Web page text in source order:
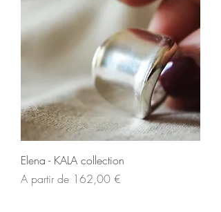
Elena - KALA collection
A partir de 162,00 €
Preço promocional